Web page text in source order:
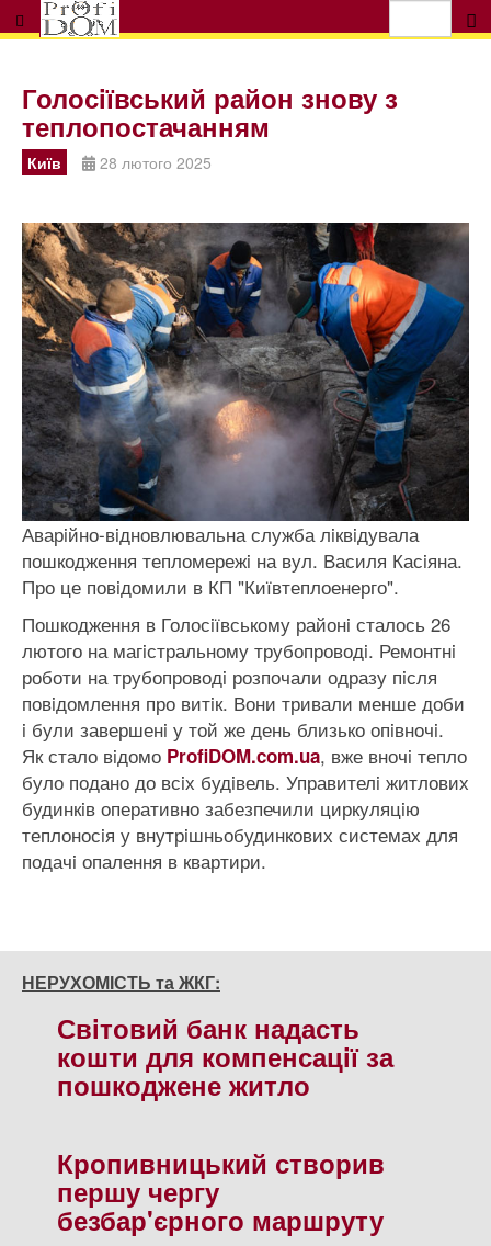
Голосiївський район знову з
теплопостачанням
Київ 28 лютого 2025
Аварiйно-вiдновлювальна служба лiквiдувала
пошкодження тепломережi на вул. Василя Касiяна.
Про це повiдомили в КП "Київтеплоенерго".
Пошкодження в Голосiївському районi сталось 26
лютого на магiстральному трубопроводi. Ремонтнi
роботи на трубопроводi розпочали одразу пiсля
повiдомлення про витiк. Вони тривали менше доби
i були завершенi у той же день близько опiвночi.
Як стало вiдомо ProfiDOM.com.ua, вже вночi тепло
було подано до всiх будiвель. Управителi житлових
будинкiв оперативно забезпечили циркуляцiю
теплоносiя у внутрiшньобудинкових системах для
подачi опалення в квартири.
НЕРУХОМІСТЬ та ЖКГ:
Свiтовий банк надасть
кошти для компенсацiї за
пошкоджене житло
Кропивницький створив
першу чергу
безбар'єрного маршруту